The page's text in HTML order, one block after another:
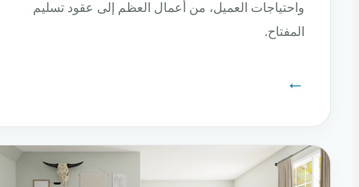
واحتياجات العميل، من أعمال العظم إلى عقود تسليم